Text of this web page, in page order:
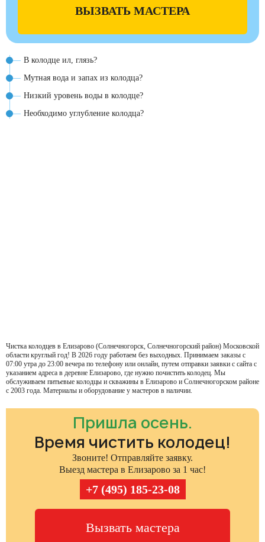
ВЫЗВАТЬ МАСТЕРА
В колодце ил, глязь?
Мутная вода и запах из колодца?
Низкий уровень воды в колодце?
Необходимо углубление колодца?
Чистка колодцев в Елизарово (Солнечногорск, Солнечногорский район) Московской
области круглый год! В 2026 году работаем без выходных. Принимаем заказы с
07:00 утра до 23:00 вечера по телефону или онлайн, путем отправки заявки с сайта с
указанием адреса в деревне Елизарово, где нужно почистить колодец. Мы
обслуживаем питьевые колодцы и скважины в Елизарово и Солнечногорском районе
с 2003 года. Материалы и оборудование у мастеров в наличии.
Пришла осень.
Время чистить колодец!
Звоните! Отправляйте заявку.
Выезд мастера в Елизарово за 1 час!
+7 (495) 185-23-08
Вызвать мастера